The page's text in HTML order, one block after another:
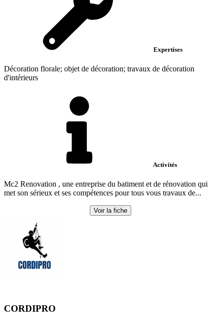
Expertises
Décoration florale; objet de décoration; travaux de décoration
d'intérieurs
Activités
Mc2 Renovation , une entreprise du batiment et de rénovation qui
met son sérieux et ses compétences pour tous vous travaux de...
Voir la fiche
CORDIPRO